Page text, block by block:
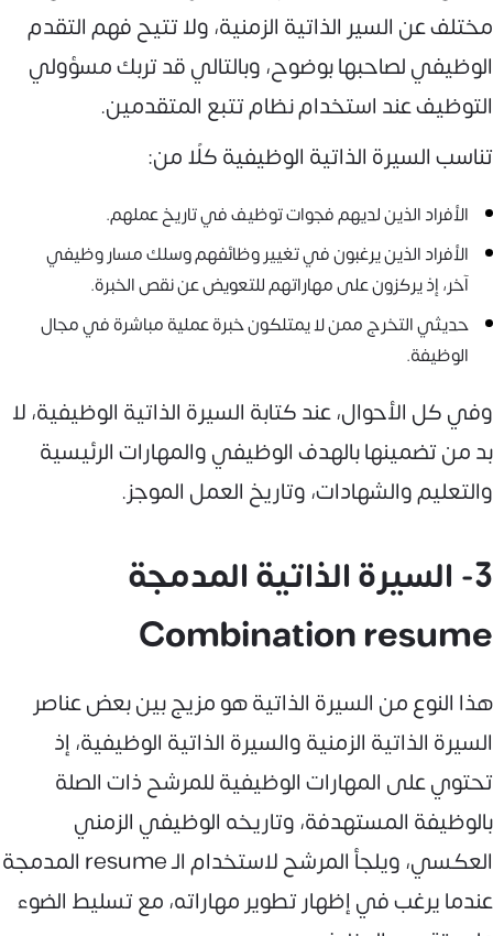
مختلف عن السير الذاتية الزمنية، ولا تتيح فهم التقدم
الوظيفي لصاحبها بوضوح، وبالتالي قد تربك مسؤولي
التوظيف عند استخدام نظام تتبع المتقدمين.
تناسب السيرة الذاتية الوظيفية كلًا من:
الأفراد الذين لديهم فجوات توظيف في تاريخ عملهم.
الأفراد الذين يرغبون في تغيير وظائفهم وسلك مسار وظيفي
آخر، إذ يركزون على مهاراتهم للتعويض عن نقص الخبرة.
حديثي التخرج ممن لا يمتلكون خبرة عملية مباشرة في مجال
الوظيفة.
وفي كل الأحوال، عند كتابة السيرة الذاتية الوظيفية، لا
بد من تضمينها بالهدف الوظيفي والمهارات الرئيسية
والتعليم والشهادات، وتاريخ العمل الموجز.
3- السيرة الذاتية المدمجة
Combination resume
هذا النوع من السيرة الذاتية هو مزيج بين بعض عناصر
السيرة الذاتية الزمنية والسيرة الذاتية الوظيفية، إذ
تحتوي على المهارات الوظيفية للمرشح ذات الصلة
بالوظيفة المستهدفة، وتاريخه الوظيفي الزمني
العكسي، ويلجأ المرشح لاستخدام الـ resume المدمجة
عندما يرغب في إظهار تطوير مهاراته، مع تسليط الضوء